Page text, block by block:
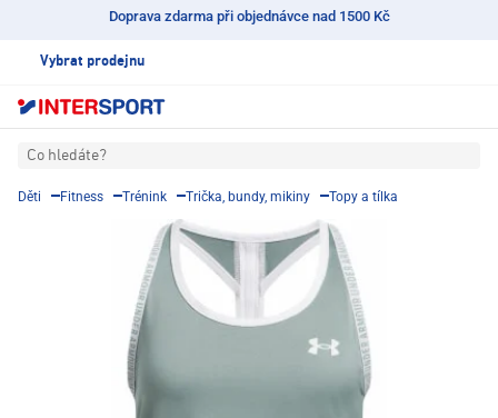
Doprava zdarma při objednávce nad 1500 Kč
Vybrat prodejnu
Co hledáte?
Děti Fitness Trénink Trička, bundy, mikiny Topy a tílka